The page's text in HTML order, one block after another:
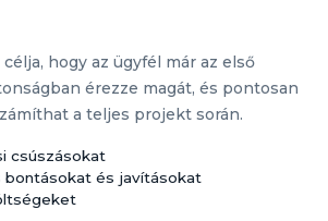
hogy az ügyfél már az első
érezze magát, és pontosan
a teljes projekt során.
csúszásokat
bontásokat és javításokat